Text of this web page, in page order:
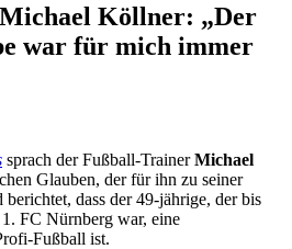
Köllner: „Der
war für mich immer
sprach der Fußball-TrainerMichael
Glauben, der für ihn zu seiner
dass der 49-jährige, der bis
FC Nürnberg war, eine
Fußball ist.